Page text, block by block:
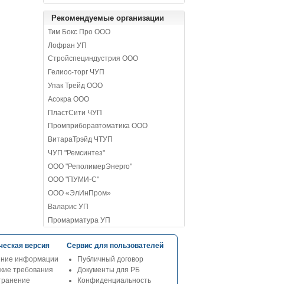
Рекомендуемые организации
Тим Бокс Про ООО
Лофран УП
Стройспециндустрия ООО
Гелиос-торг ЧУП
Упак Трейд ООО
Асокра ООО
ПластСити ЧУП
Промприборавтоматика ООО
ВитараТрэйд ЧТУП
ЧУП "Ремсинтез"
ООО "РеполимерЭнерго"
ООО "ПУМИ-С"
ООО «ЭлИнПром»
Валарис УП
Промарматура УП
версия
информации
требования
Сервис для пользователей
Публичный договор
Документы для РБ
Конфиденциальность